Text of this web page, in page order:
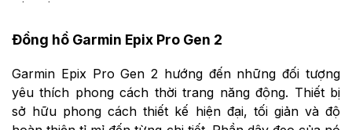
Đồng hồ Garmin Epix Pro Gen 2
Garmin Epix Pro Gen 2 hướng đến những đối tượng
yêu thích phong cách thời trang năng động. Thiết bị
sở hữu phong cách thiết kế hiện đại, tối giản và độ